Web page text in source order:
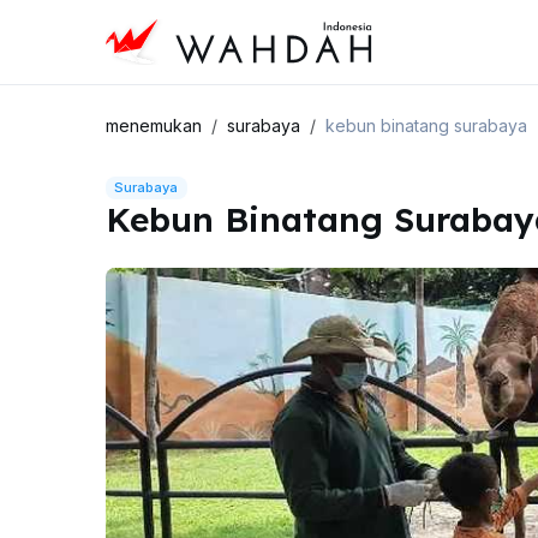
menemukan surabaya kebun binatang surabaya
Surabaya
Kebun Binatang